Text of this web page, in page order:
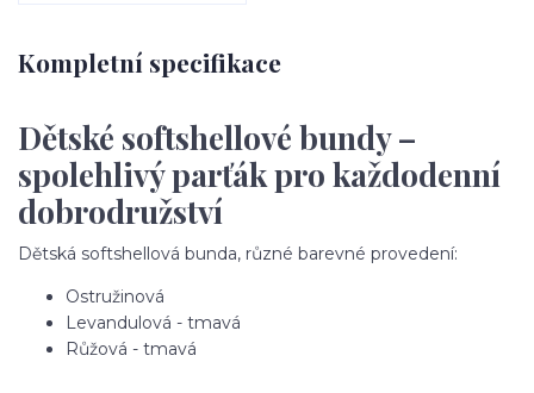
Kompletní specifikace
Dětské softshellové bundy –
spolehlivý parťák pro každodenní
dobrodružství
Dětská softshellová bunda, různé barevné provedení:
Ostružinová
Levandulová - tmavá
Růžová - tmavá